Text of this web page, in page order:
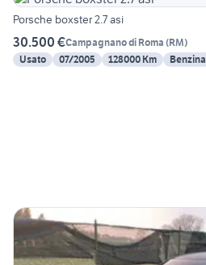
Porsche boxster 2.7 asi
30.500 €Campagnano di Roma (RM)
Usato
07/2005 128000 Km Benzina